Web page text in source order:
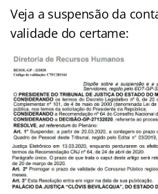
Veja a suspensão da
validade do certame: